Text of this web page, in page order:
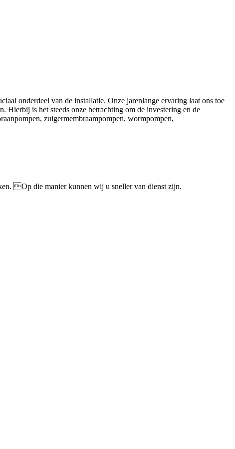
onderdeel van de installatie. Onze jarenlange ervaring laat ons toe
Hierbij is het steeds onze betrachting om de investering en de
zuigermembraampompen, wormpompen,
Op die manier kunnen wij u sneller van dienst zijn.